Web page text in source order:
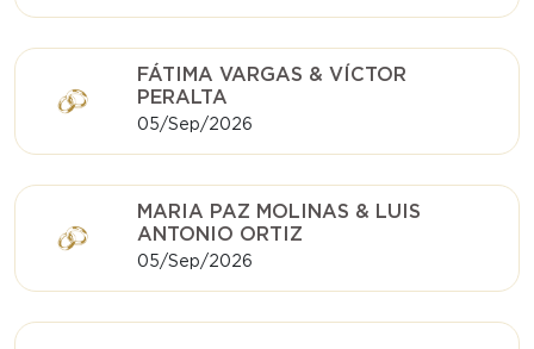
FÁTIMA VARGAS & VÍCTOR
PERALTA
05/Sep/2026
MARIA PAZ MOLINAS & LUIS
ANTONIO ORTIZ
05/Sep/2026